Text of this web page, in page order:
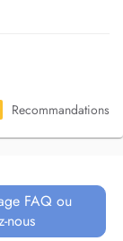
Recommandations
FAQ ou
nous